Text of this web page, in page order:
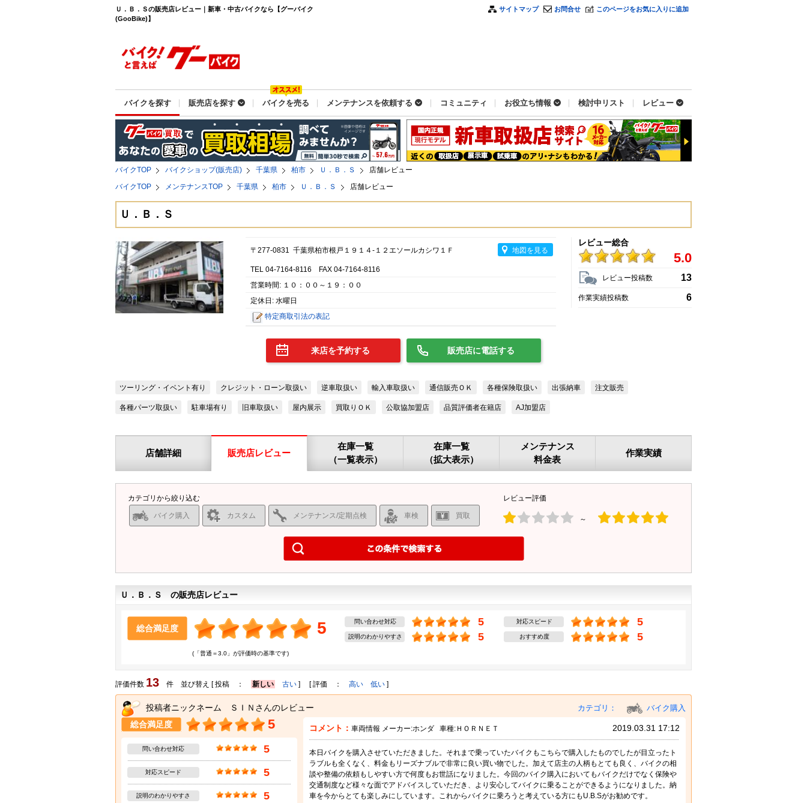
Ｕ．Ｂ．Ｓの販売店レビュー｜新車・中古バイクなら【グーバイク
(GooBike)】
サイトマップ お問合せ このページをお気に入りに追加
バイクを探す 販売店を探す バイクを売る メンテナンスを依頼する コミュニティ お役立ち情報 検討中リスト レビュー
バイクTOP バイクショップ(販売店) 千葉県 柏市 Ｕ．Ｂ．Ｓ
店舗レビュー
バイクTOP
メンテナンスTOP 千葉県 柏市 Ｕ．Ｂ．Ｓ 店舗レビュー
Ｕ．Ｂ．Ｓ
〒277-0831 千葉県柏市根戸１９１４-１２エソールカシワ１Ｆ 地図を見る
TEL 04-7164-8116 FAX 04-7164-8116
営業時間: １０：００～１９：００
定休日: 水曜日
特定商取引法の表記
レビュー総合
5.0
レビュー投稿数 13
作業実績投稿数 6
来店を予約する 販売店に電話する
ツーリング・イベント有り クレジット・ローン取扱い 逆車取扱い 輸入車取扱い 通信販売ＯＫ 各種保険取扱い 出張納車 注文販売
各種パーツ取扱い 駐車場有り 旧車取扱い 屋内展示 買取りＯＫ 公取協加盟店 品質評価者在籍店 AJ加盟店
店舗詳細 販売店レビュー
在庫一覧
（一覧表示）
在庫一覧
（拡大表示）
メンテナンス
料金表
作業実績
カテゴリから絞り込む
バイク購入 カスタム メンテナンス/定期点検 車検 買取
レビュー評価
～
Ｕ．Ｂ．Ｓ の販売店レビュー
総合満足度 5
(「普通＝3.0」が評価時の基準です)
問い合わせ対応 5 対応スピード 5
説明のわかりやすさ 5 おすすめ度 5
評価件数 13 件 並び替え [ 投稿 ： 新しい 古い ] [ 評価 ： 高い 低い ]
投稿者ニックネーム ＳＩＮさんのレビュー カテゴリ： バイク購入
総合満足度 5
問い合わせ対応 5
対応スピード 5
説明のわかりやすさ 5
コメント： 車両情報 メーカー:ホンダ 車種: ＨＯＲＮＥＴ 2019.03.31 17:12
本日バイクを購入させていただきました。それまで乗っていたバイクもこちらで購入したものでしたが目立ったト
ラブルも全くなく、料金もリーズナブルで非常に良い買い物でした。加えて店主の人柄もとても良く、バイクの相
談や整備の依頼もしやすい方で何度もお世話になりました。今回のバイク購入においてもバイクだけでなく保険や
交通制度など様々な面でアドバイスしていただき、より安心してバイクに乗ることができるようになりました。納
車を今からとても楽しみにしています。これからバイクに乗ろうと考えている方にもU.B.Sがお勧めです。